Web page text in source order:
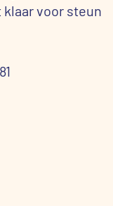
klaar voor steun